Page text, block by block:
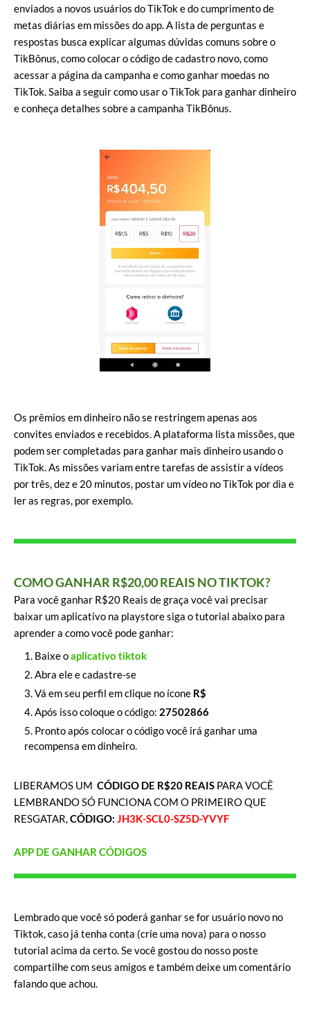
enviados a novos usuários do TikTok e do cumprimento de
metas diárias em missões do app. A lista de perguntas e
respostas busca explicar algumas dúvidas comuns sobre o
TikBônus, como colocar o código de cadastro novo, como
acessar a página da campanha e como ganhar moedas no
TikTok. Saiba a seguir como usar o TikTok para ganhar dinheiro
e conheça detalhes sobre a campanha TikBônus.
Os prêmios em dinheiro não se restringem apenas aos
convites enviados e recebidos. A plataforma lista missões, que
podem ser completadas para ganhar mais dinheiro usando o
TikTok. As missões variam entre tarefas de assistir a vídeos
por três, dez e 20 minutos, postar um vídeo no TikTok por dia e
ler as regras, por exemplo.
COMO GANHAR R$20,00 REAIS NO TIKTOK?
Para você ganhar R$20 Reais de graça você vai precisar
baixar um aplicativo na playstore siga o tutorial abaixo para
aprender a como você pode ganhar:
Baixe oaplicativo tiktok
Abra ele e cadastre-se
Vá em seu perfil em clique no ícone R$
Após isso coloque o código: 27502866
Pronto após colocar o código você irá ganhar uma
recompensa em dinheiro.
LIBERAMOS UM CÓDIGO DE R$20 REAIS PARA VOCÊ
LEMBRANDO SÓ FUNCIONA COM O PRIMEIRO QUE
RESGATAR,CÓDIGO: JH3K-SCL0-SZ5D-YVYF
APP DE GANHAR CÓDIGOS
Lembrado que você só poderá ganhar se for usuário novo no
Tiktok, caso já tenha conta (crie uma nova) para o nosso
tutorial acima da certo. Se você gostou do nosso poste
compartilhe com seus amigos e também deixe um comentário
falando que achou.